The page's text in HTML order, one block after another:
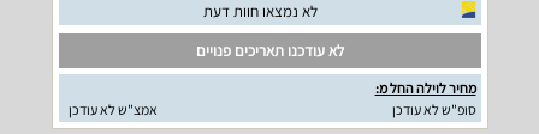
לא נמצאו חוות דעת
לא עודכנו תאריכים פנויים
מחיר לוילה החל מ:
סופ"ש לא עודכן
אמצ"ש לא עודכן